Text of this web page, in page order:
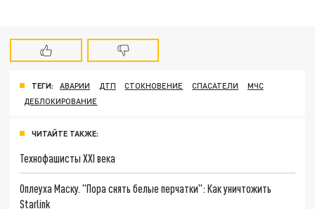
ТЕГИ: АВАРИИ ДТП СТОКНОВЕНИЕ СПАСАТЕЛИ
МЧС
ДЕБЛОКИРОВАНИЕ
ЧИТАЙТЕ ТАКЖЕ:
Технофашисты XXI века
Оплеуха Маску. "Пора снять белые перчатки": Как уничтожить
Starlink